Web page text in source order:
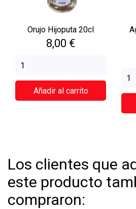
Orujo Hijoputa 20cl
Precio
8,00 €
Añadir al carrito
Los clientes que
este producto
compraron: